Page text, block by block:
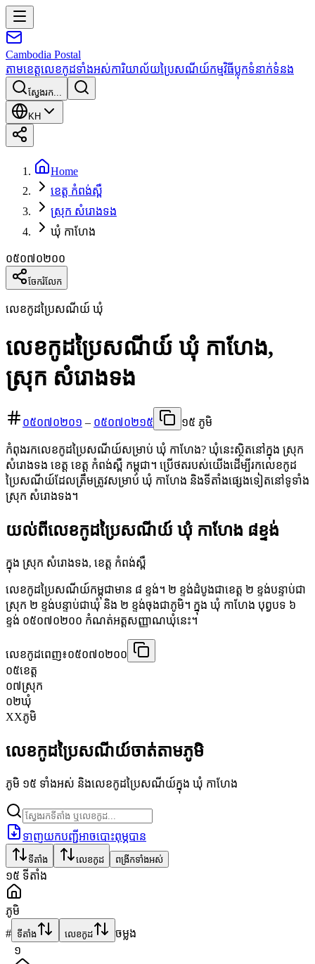
Cambodia Postal
តាមខេត្តលេខកូដទាំងអស់ការិយាល័យប្រៃសណីយ៍កម្មវិធីប្លុកទំនាក់ទំនង
ស្វែងរក...
KH
Home
ខេត្ត កំពង់ស្ពឺ
ស្រុក សំរោងទង
ឃុំ កាហែង
០៥០៧០២០០
ចែករំលែក
លេខកូដប្រៃសណីយ៍ ឃុំ
លេខកូដប្រៃសណីយ៍ ឃុំ កាហែង,
ស្រុក សំរោងទង
០៥០៧០២០១ – ០៥០៧០២១៥ ១៥ ភូមិ
កំពុងរកលេខកូដប្រៃសណីយ៍សម្រាប់ ឃុំ កាហែង? ឃុំនេះស្ថិតនៅក្នុង ស្រុក
សំរោងទង ខេត្ត ខេត្ត កំពង់ស្ពឺ កម្ពុជា។ ប្រើថតរបស់យើងដើម្បីរកលេខកូដ
ប្រៃសណីយ៍ដែលត្រឹមត្រូវសម្រាប់ ឃុំ កាហែង និងទីតាំងផ្សេងទៀតនៅទូទាំង
ស្រុក សំរោងទង។
យល់ពីលេខកូដប្រៃសណីយ៍ ឃុំ កាហែង ៨ខ្ទង់
ក្នុង ស្រុក សំរោងទង, ខេត្ត កំពង់ស្ពឺ
លេខកូដប្រៃសណីយ៍កម្ពុជាមាន ៨ ខ្ទង់។ ២ ខ្ទង់ដំបូងជាខេត្ត ២ ខ្ទង់បន្ទាប់ជា
ស្រុក ២ ខ្ទង់បន្ទាប់ជាឃុំ និង ២ ខ្ទង់ចុងជាភូមិ។ ក្នុង ឃុំ កាហែង បុព្វបទ ៦
ខ្ទង់ ០៥០៧០២០០ កំណត់អត្តសញ្ញាណឃុំនេះ។
លេខកូដពេញ៖០៥០៧០២០០
០៥ខេត្ត
០៧ស្រុក
០២ឃុំ
XXភូមិ
លេខកូដប្រៃសណីយ៍ចាត់តាមភូមិ
ភូមិ ១៥ ទាំងអស់ និងលេខកូដប្រៃសណីយ៍ក្នុង ឃុំ កាហែង
ទាញយកបញ្ជីអាចបោះពុម្ភបាន
ទីតាំង លេខកូដ ពង្រីកទាំងអស់
១៥ ទីតាំង
ភូមិ
# ទីតាំង លេខកូដ
ចម្លង
១